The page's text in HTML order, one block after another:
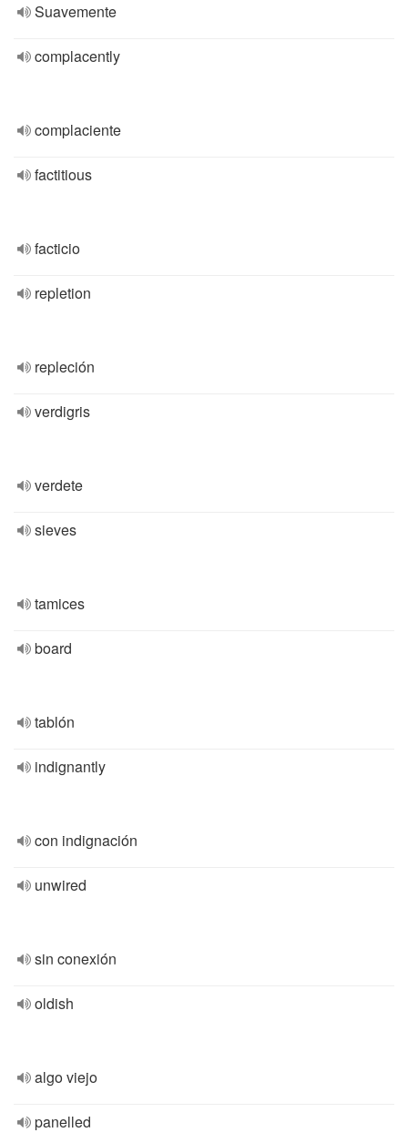
Suavemente
complacently
complaciente
factitious
facticio
repletion
repleción
verdigris
verdete
sieves
tamices
board
tablón
indignantly
con indignación
unwired
sin conexión
oldish
algo viejo
panelled